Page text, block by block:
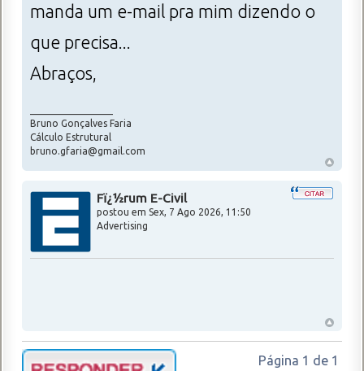
manda um e-mail pra mim dizendo o
que precisa...
Abraços,
Bruno Gonçalves Faria
Cálculo Estrutural
bruno.gfaria@gmail.com
Fï¿½rum E-Civil
postou em Sex, 7 Ago 2026, 11:50
Advertising
Página 1 de 1